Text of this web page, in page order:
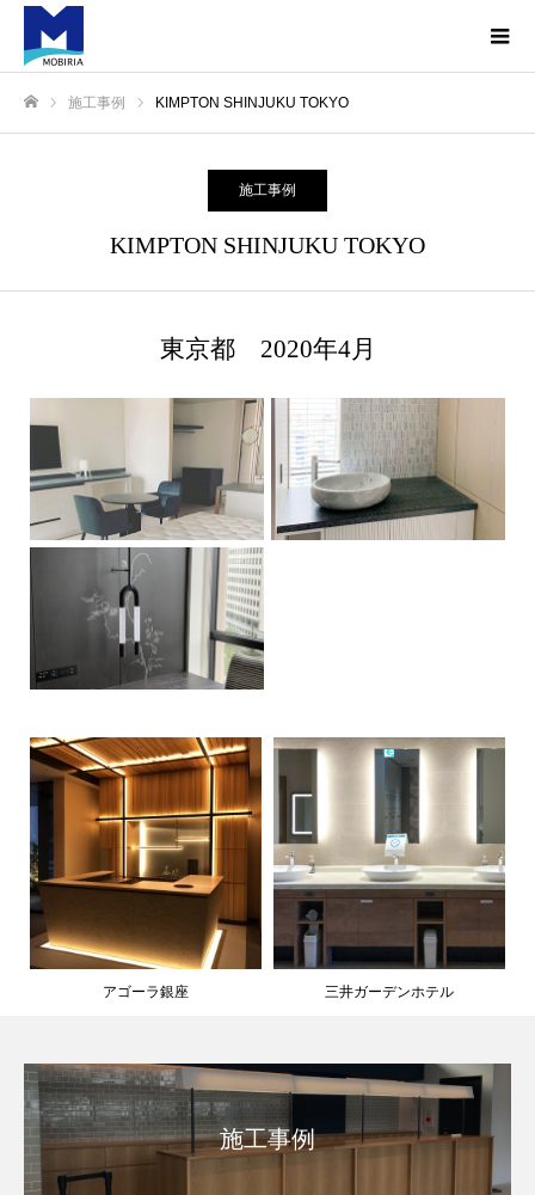
施工事例 KIMPTON SHINJUKU TOKYO
施工事例
KIMPTON SHINJUKU TOKYO
東京都 2020年4月
アゴーラ銀座 三井ガーデンホテル
施工事例